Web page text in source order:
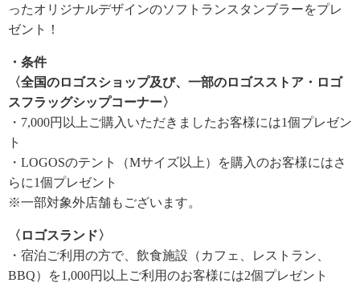
ったオリジナルデザインのソフトランスタンブラーをプレ
ゼント！
・条件
〈全国のロゴスショップ及び、一部のロゴスストア・ロゴ
スフラッグシップコーナー〉
・7,000円以上ご購入いただきましたお客様には1個プレゼン
ト
・LOGOSのテント（Mサイズ以上）を購入のお客様にはさ
らに1個プレゼント
※一部対象外店舗もございます。
〈ロゴスランド〉
・宿泊ご利用の方で、飲食施設（カフェ、レストラン、
BBQ）を1,000円以上ご利用のお客様には2個プレゼント